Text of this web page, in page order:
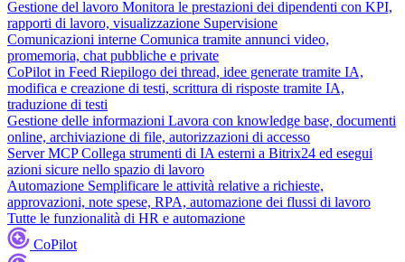
Gestione del lavoro Monitora le prestazioni dei dipendenti con KPI,
rapporti di lavoro, visualizzazione Supervisione
Comunicazioni interne Comunica tramite annunci video,
promemoria, chat pubbliche e private
CoPilot in Feed Riepilogo dei thread, idee generate tramite IA,
modifica e creazione di testi, scrittura di risposte tramite IA,
traduzione di testi
Gestione delle informazioni Lavora con knowledge base, documenti
online, archiviazione di file, autorizzazioni di accesso
Server MCP Collega strumenti di IA esterni a Bitrix24 ed esegui
azioni sicure nello spazio di lavoro
Automazione Semplificare le attività relative a richieste,
approvazioni, note spese, RPA, automazione dei flussi di lavoro
Tutte le funzionalità di HR e automazione
CoPilot